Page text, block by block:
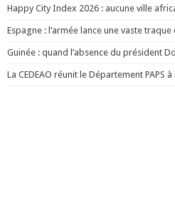
Happy City Index 2026 : aucune ville
Espagne : l’armée lance une vaste
Guinée : quand l’absence du président
La CEDEAO réunit le Département